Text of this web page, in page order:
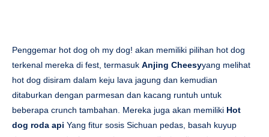
Penggemar hot dog oh my dog! akan memiliki pilihan hot dog
terkenal mereka di fest, termasuk Anjing Cheesyyang melihat
hot dog disiram dalam keju lava jagung dan kemudian
ditaburkan dengan parmesan dan kacang runtuh untuk
beberapa crunch tambahan. Mereka juga akan memiliki Hot
dog roda api Yang fitur sosis Sichuan pedas, basah kuyup